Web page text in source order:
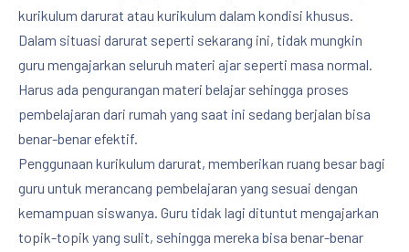
kurikulum darurat atau kurikulum dalam kondisi khusus.
Dalam situasi darurat seperti sekarang ini, tidak mungkin
guru mengajarkan seluruh materi ajar seperti masa normal.
Harus ada pengurangan materi belajar sehingga proses
pembelajaran dari rumah yang saat ini sedang berjalan bisa
benar-benar efektif.
Penggunaan kurikulum darurat, memberikan ruang besar bagi
guru untuk merancang pembelajaran yang sesuai dengan
kemampuan siswanya. Guru tidak lagi dituntut mengajarkan
topik-topik yang sulit, sehingga mereka bisa benar-benar